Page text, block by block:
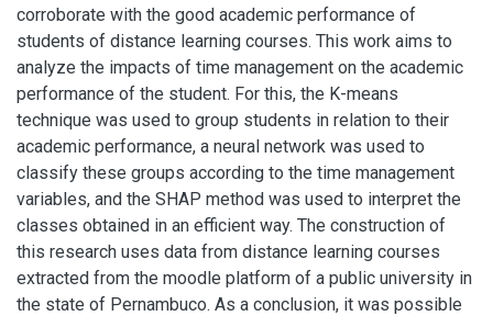
corroborate with the good academic performance of
students of distance learning courses. This work aims to
analyze the impacts of time management on the academic
performance of the student. For this, the K-means
technique was used to group students in relation to their
academic performance, a neural network was used to
classify these groups according to the time management
variables, and the SHAP method was used to interpret the
classes obtained in an efficient way. The construction of
this research uses data from distance learning courses
extracted from the moodle platform of a public university in
the state of Pernambuco. As a conclusion, it was possible